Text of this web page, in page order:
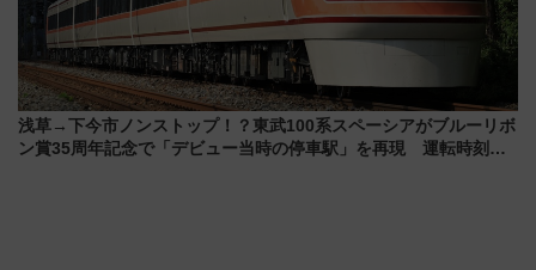
浅草→下今市ノンストップ！？東武100系スペーシアがブルーリボ
ン賞35周年記念で「デビュー当時の停車駅」を再現 運転時刻や